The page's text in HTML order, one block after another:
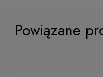
lcenteno@cuccio.com
800 762 6245
Powiązane